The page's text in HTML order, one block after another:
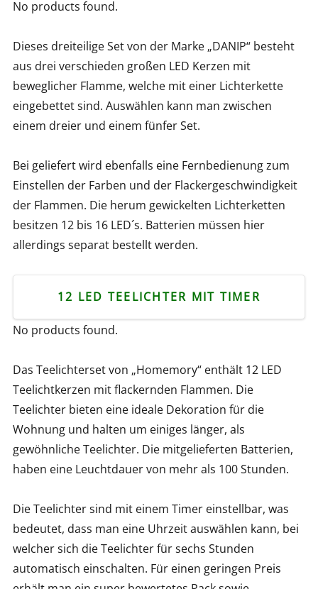
No products found.
Dieses dreiteilige Set von der Marke „DANIP“ besteht
aus drei verschieden großen LED Kerzen mit
beweglicher Flamme, welche mit einer Lichterkette
eingebettet sind. Auswählen kann man zwischen
einem dreier und einem fünfer Set.
Bei geliefert wird ebenfalls eine Fernbedienung zum
Einstellen der Farben und der Flackergeschwindigkeit
der Flammen. Die herum gewickelten Lichterketten
besitzen 12 bis 16 LED´s. Batterien müssen hier
allerdings separat bestellt werden.
12 LED TEELICHTER MIT TIMER
No products found.
Das Teelichterset von „Homemory“ enthält 12 LED
Teelichtkerzen mit flackernden Flammen. Die
Teelichter bieten eine ideale Dekoration für die
Wohnung und halten um einiges länger, als
gewöhnliche Teelichter. Die mitgelieferten Batterien,
haben eine Leuchtdauer von mehr als 100 Stunden.
Die Teelichter sind mit einem Timer einstellbar, was
bedeutet, dass man eine Uhrzeit auswählen kann, bei
welcher sich die Teelichter für sechs Stunden
automatisch einschalten. Für einen geringen Preis